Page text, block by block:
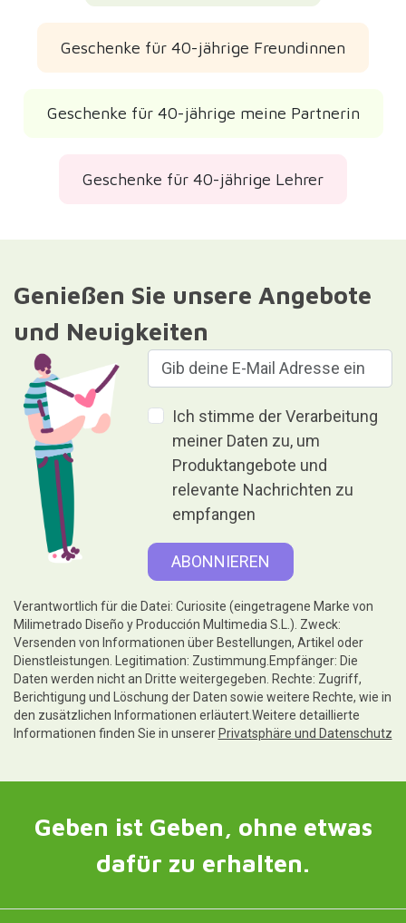
Geschenke für 40-jährige Freundinnen
Geschenke für 40-jährige meine Partnerin
Geschenke für 40-jährige Lehrer
Genießen Sie unsere Angebote
und Neuigkeiten
Ich stimme der Verarbeitung
meiner Daten zu, um
Produktangebote und
relevante Nachrichten zu
empfangen
Verantwortlich für die Datei: Curiosite (eingetragene Marke von
Milimetrado Diseño y Producción Multimedia S.L.). Zweck:
Versenden von Informationen über Bestellungen, Artikel oder
Dienstleistungen. Legitimation: Zustimmung.Empfänger: Die
Daten werden nicht an Dritte weitergegeben. Rechte: Zugriff,
Berichtigung und Löschung der Daten sowie weitere Rechte, wie in
den zusätzlichen Informationen erläutert.Weitere detaillierte
Informationen finden Sie in unserer Privatsphäre und Datenschutz
Geben ist Geben, ohne etwas
dafür zu erhalten.